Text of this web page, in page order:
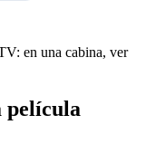
en una cabina, ver
película